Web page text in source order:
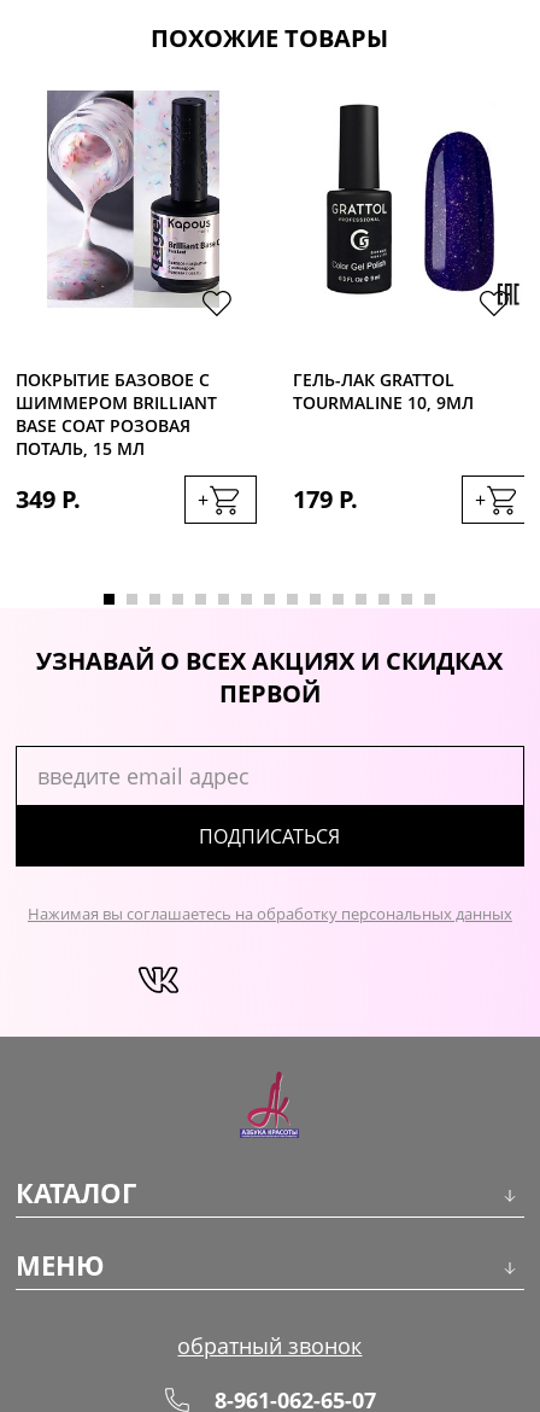
ПОХОЖИЕ ТОВАРЫ
ПОКРЫТИЕ БАЗОВОЕ С
ШИММЕРОМ ВRILLIANT
BASE COAT РОЗОВАЯ
ПОТАЛЬ, 15 МЛ
349 Р. +
ГЕЛЬ-ЛАК GRATTOL
TOURMALINE 10, 9МЛ
179 Р. +
УЗНАВАЙ О ВСЕХ АКЦИЯХ И СКИДКАХ
ПЕРВОЙ
ПОДПИСАТЬСЯ
Нажимая вы соглашаетесь на обработку персональных данных
КАТАЛОГ
Макияж
МЕНЮ
обратный звонок
8-961-062-65-07